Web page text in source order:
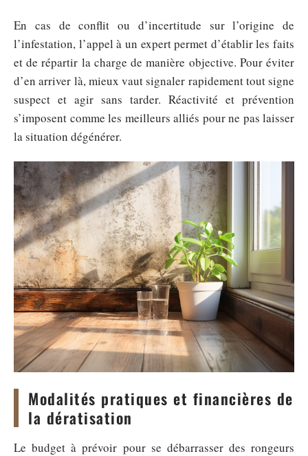
En cas de conflit ou d’incertitude sur l’origine de
l’infestation, l’appel à un expert permet d’établir les faits
et de répartir la charge de manière objective. Pour éviter
d’en arriver là, mieux vaut signaler rapidement tout signe
suspect et agir sans tarder. Réactivité et prévention
s’imposent comme les meilleurs alliés pour ne pas laisser
la situation dégénérer.
Modalités pratiques et financières de
la dératisation
Le budget à prévoir pour se débarrasser des rongeurs